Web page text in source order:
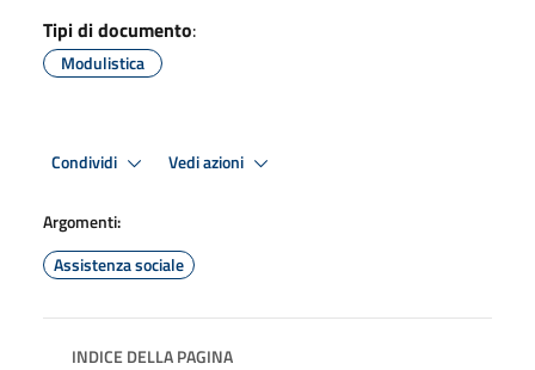
Tipi di documento:
Modulistica
Condividi Vedi azioni
Argomenti:
Assistenza sociale
INDICE DELLA PAGINA